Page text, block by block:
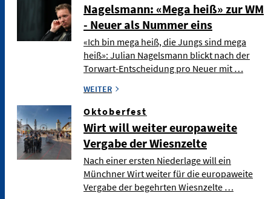
Nagelsmann: «Mega heiß» zur WM
- Neuer als Nummer eins
«Ich bin mega heiß, die Jungs sind mega
heiß»: Julian Nagelsmann blickt nach der
Torwart-Entscheidung pro Neuer mit …
WEITER
Oktoberfest
Wirt will weiter europaweite
Vergabe der Wiesnzelte
Nach einer ersten Niederlage will ein
Münchner Wirt weiter für die europaweite
Vergabe der begehrten Wiesnzelte …